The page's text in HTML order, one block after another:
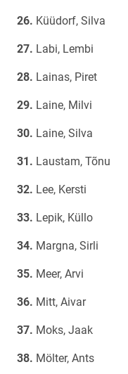
Küüdorf, Silva
Labi, Lembi
Lainas, Piret
Laine, Milvi
Laine, Silva
Laustam, Tõnu
Lee, Kersti
Lepik, Küllo
Margna, Sirli
Meer, Arvi
Mitt, Aivar
Moks, Jaak
Mölter, Ants